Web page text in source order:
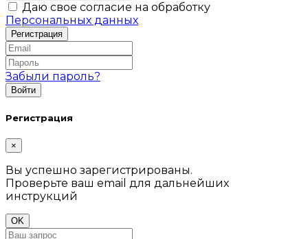
Даю свое согласие на обработку
Персональных данных
Забыли пароль?
Регистрация
×
Вы успешно зарегистрированы.
Проверьте ваш email для дальнейших
инструкций
OK